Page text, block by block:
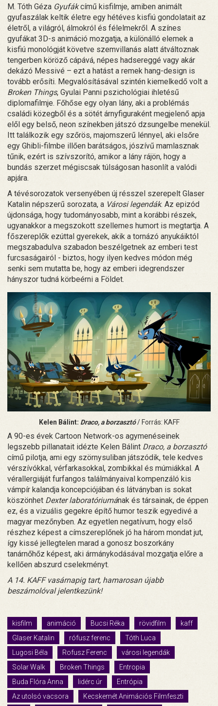
M. Tóth Géza Gyufákcímű kisfilmje, amiben animált
gyufaszálak keltik életre egy hétéves kisfiú gondolatait az
életről, a világról, álmokról és félelmekről. A színes
gyufákat 3D-s animáció mozgatja, a különálló elemek a
kisfiú monológját követve szemvillanás alatt átváltoznak
tengerben köröző cápává, népes hadsereggé vagy akár
dekázó Messivé – ezt a hatást a remek hang-design is
tovább erősíti. Megvalósításával szintén kiemelkedő volt a
Broken Things, Gyulai Panni pszichológiai ihletésű
diplomafilmje. Főhőse egy olyan lány, aki a problémás
családi közegből és a sötét árnyfiguraként megjelenő apja
elől egy belső, neon színekben játszó dzsungelbe menekül.
Itt találkozik egy szőrös, majomszerű lénnyel, aki elsőre
egy Ghibli-filmbe illően barátságos, jószívű mamlasznak
tűnik, ezért is szívszorító, amikor a lány rájön, hogy a
bundás szerzet mégiscsak túlságosan hasonlít a valódi
apjára.
A tévésorozatok versenyében új résszel szerepelt Glaser
Katalin népszerű sorozata, a Városi legendák. Az epizód
újdonsága, hogy tudományosabb, mint a korábbi részek,
ugyanakkor a megszokott szellemes humort is megtartja. A
főszereplők ezúttal gyerekek, akik a tornázó anyukáiktól
megszabadulva szabadon beszélgetnek az emberi test
furcsaságairól - biztos, hogy ilyen kedves módon még
senki sem mutatta be, hogy az emberi idegrendszer
hányszor tudná körbeérni a Földet.
Kelen Bálint: Draco, a borzasztó / Forrás: KAFF
A 90-es évek Cartoon Network-os agymenéseinek
legszebb pillanatait idézte Kelen Bálint Draco, a borzasztó
című pilotja, ami egy szörnysuliban játszódik, tele kedves
vérszívókkal, vérfarkasokkal, zombikkal és múmiákkal. A
vérallergiáját furfangos találmányaival kompenzáló kis
vámpír kalandja koncepciójában és látványban is sokat
köszönhet Dexter laboratóriumának és társainak, de éppen
ez, és a vizuális gegekre építő humor teszik egyedivé a
magyar mezőnyben. Az egyetlen negatívum, hogy első
részhez képest a címszereplőnek jó ha három mondat jut,
így kissé jellegtelen marad a gonosz boszorkány
tanárnőhőz képest, aki ármánykodásával mozgatja előre a
kellően abszurd cselekményt.
A 14. KAFF vasárnapig tart, hamarosan újabb
beszámolóval jelentkezünk!
kisfilm animáció Bucsi Réka rövidfilm
kaff
Glaser Katalin
rófusz ferenc
Tóth Luca
Lugosi Béla
Rofusz Ferenc
városi legendák
Solar Walk
Broken Things
Entropia
Buda Flóra Anna
lidérc úr
Entrópia
Az utolsó vacsora
Kecskemét Animációs Filmfeszti